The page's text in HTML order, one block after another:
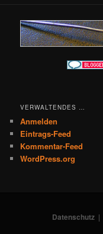
VERWALTENDES …
Anmelden
Eintrags-Feed
Kommentar-Feed
WordPress.org
Datenschutz